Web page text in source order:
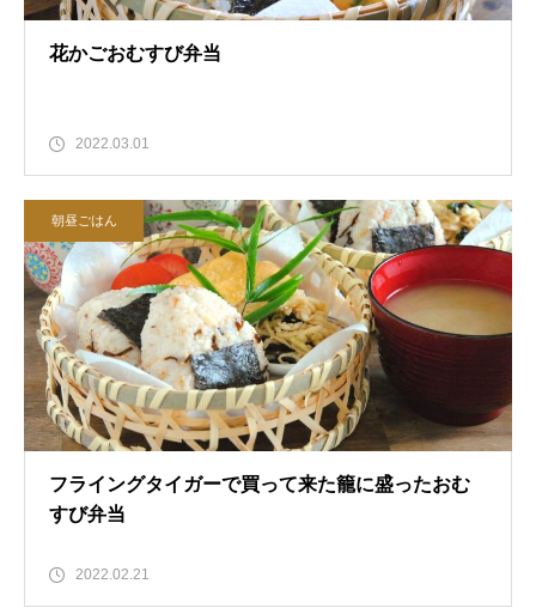
花かごおむすび弁当
2022.03.01
朝昼ごはん
フライングタイガーで買って来た籠に盛ったおむ
すび弁当
2022.02.21